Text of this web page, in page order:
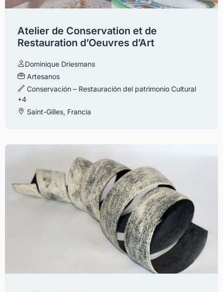
Atelier de Conservation et de
Restauration d’Oeuvres d’Art
Dominique Driesmans
Artesanos
Conservación – Restauración del patrimonio Cultural
+4
Saint-Gilles, Francia